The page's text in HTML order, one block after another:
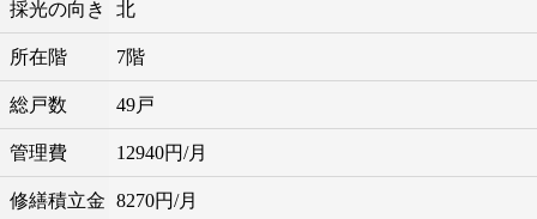
採光の向き 北
所在階 7階
総戸数 49戸
管理費 12940円/月
修繕積立金 8270円/月